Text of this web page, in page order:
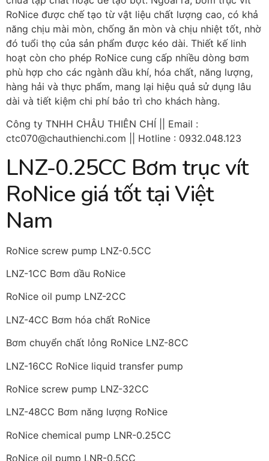
RoNice được chế tạo từ vật liệu chất lượng cao, có khả
năng chịu mài mòn, chống ăn mòn và chịu nhiệt tốt, nhờ
đó tuổi thọ của sản phẩm được kéo dài. Thiết kế linh
hoạt còn cho phép RoNice cung cấp nhiều dòng bơm
phù hợp cho các ngành dầu khí, hóa chất, năng lượng,
hàng hải và thực phẩm, mang lại hiệu quả sử dụng lâu
dài và tiết kiệm chi phí bảo trì cho khách hàng.
Công ty TNHH CHÂU THIÊN CHÍ || Email :
ctc070@chauthienchi.com || Hotline : 0932.048.123
LNZ-0.25CC Bơm trục vít
RoNice giá tốt tại Việt
Nam
RoNice screw pump LNZ-0.5CC
LNZ-1CC Bơm dầu RoNice
RoNice oil pump LNZ-2CC
LNZ-4CC Bơm hóa chất RoNice
Bơm chuyển chất lỏng RoNice LNZ-8CC
LNZ-16CC RoNice liquid transfer pump
RoNice screw pump LNZ-32CC
LNZ-48CC Bơm năng lượng RoNice
RoNice chemical pump LNR-0.25CC
RoNice oil pump LNR-0.5CC